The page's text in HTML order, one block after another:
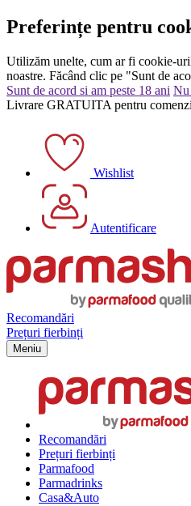
Preferințe pentru
Utilizăm unelte, cum ar fi cookie-
noastre. Făcând clic pe "Sunt de
Sunt de acord si am peste 18 ani Nu
Livrare GRATUITA pentru
Wishlist
Autentificare
Recomandări
Prețuri fierbinți
Meniu
Recomandări
Prețuri fierbinți
Parmafood
Parmadrinks
Casa&Auto